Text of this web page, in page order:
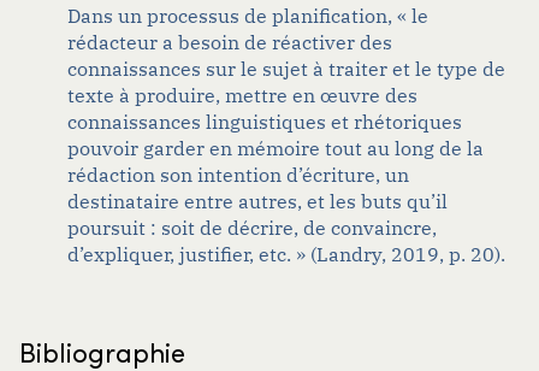
Dans un processus de planification, « le
rédacteur a besoin de réactiver des
connaissances sur le sujet à traiter et le type de
texte à produire, mettre en œuvre des
connaissances linguistiques et rhétoriques
pouvoir garder en mémoire tout au long de la
rédaction son intention d’écriture, un
destinataire entre autres, et les buts qu’il
poursuit : soit de décrire, de convaincre,
d’expliquer, justifier, etc. » (Landry, 2019, p. 20).
Bibliographie
Page Web sur un site de nouvelles
Réseaux sociaux
Site Web complet